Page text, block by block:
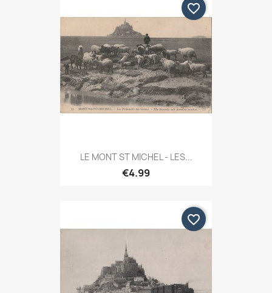
LE MONT ST MICHEL - LES...
€4.99
favorite_border
favorite_border